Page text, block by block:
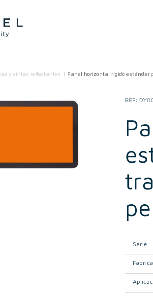
y cintas reflectantes Panel horizontal rígido estándar
REF:
Serie